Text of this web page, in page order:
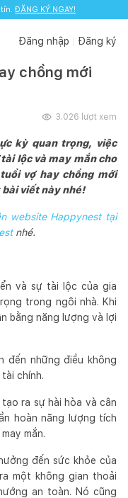
ĐĂNG KÝ NGAY!
Đăng nhập Đăng ký
chồng mới
3.026 lượt xem
kỳ quan trọng, việc
lộc và may mắn cho
vợ hay chồng mới
viết này nhé!
website Happynest tại
nhé.
và sự tài lộc của gia
trong ngôi nhà. Khi
bằng năng lượng và lợi
đến những điều không
chính.
ra sự hài hòa và cân
hoàn năng lượng tích
mắn.
đến sức khỏe của
một không gian thoải
an toàn. Nó cũng